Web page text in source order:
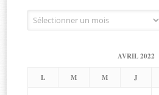
Archives
AVRIL 2022
L M M J